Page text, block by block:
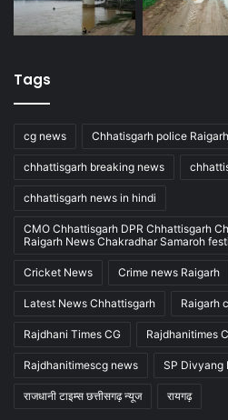
Tags
cg news Chhatisgarh police
chhattisgarh breaking news
chhattisgarh news in hindi
CMO Chhattisgarh DPR Chhattisgarh
Raigarh News Chakradhar Samaroh
Cricket News Crime news Raigarh
Latest News Chhattisgarh Raigarh
Rajdhani Times CG Rajdhanitimes
Rajdhanitimescg news SP Divyang
राजधानी टाइम्स छत्तीसगढ़ न्यूज रायगढ़